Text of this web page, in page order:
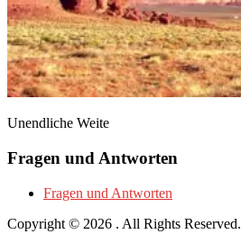
Unendliche Weite
Fragen und Antworten
Fragen und Antworten
Copyright © 2026 . All Rights Reserved.